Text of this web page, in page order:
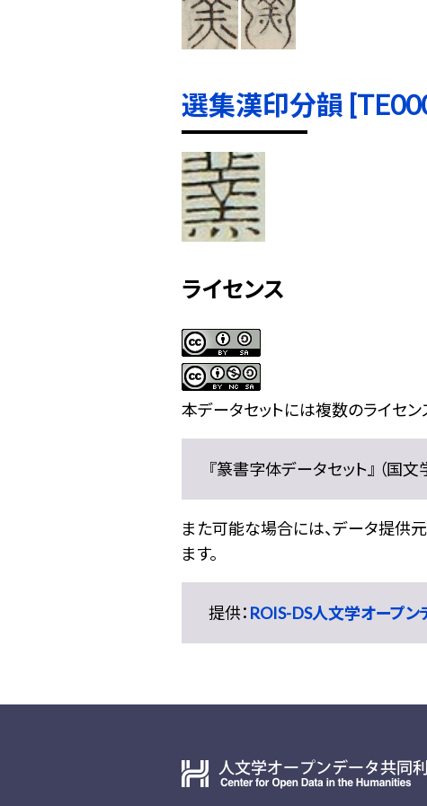
選集漢印分韻
ライセンス
本データセットには複数のライセン
『篆書字体データセット』 （
また可能な場合には、データ提供
ます。
提供： ROIS-DS人文学オープ